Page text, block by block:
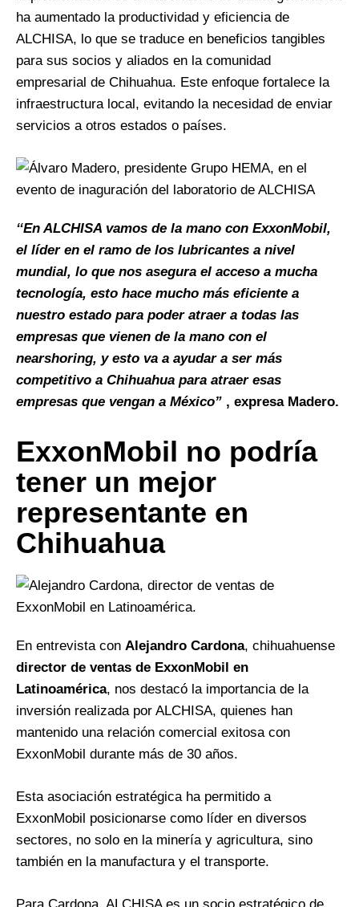
ha aumentado la productividad y eficiencia de
ALCHISA, lo que se traduce en beneficios tangibles
para sus socios y aliados en la comunidad
empresarial de Chihuahua. Este enfoque fortalece la
infraestructura local, evitando la necesidad de enviar
servicios a otros estados o países.
‘‘En ALCHISA vamos de la mano con ExxonMobil,
el líder en el ramo de los lubricantes a nivel
mundial, lo que nos asegura el acceso a mucha
tecnología, esto hace mucho más eficiente a
nuestro estado para poder atraer a todas las
empresas que vienen de la mano con el
nearshoring, y esto va a ayudar a ser más
competitivo a Chihuahua para atraer esas
empresas que vengan a México” , expresa Madero.
ExxonMobil no podría
tener un mejor
representante en
Chihuahua
En entrevista con Alejandro Cardona, chihuahuense
director de ventas de ExxonMobil en
Latinoamérica, nos destacó la importancia de la
inversión realizada por ALCHISA, quienes han
mantenido una relación comercial exitosa con
ExxonMobil durante más de 30 años.
Esta asociación estratégica ha permitido a
ExxonMobil posicionarse como líder en diversos
sectores, no solo en la minería y agricultura, sino
también en la manufactura y el transporte.